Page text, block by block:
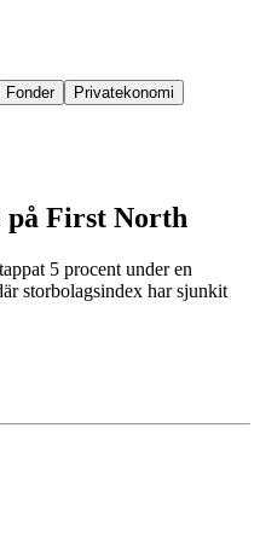
Fonder
Privatekonomi
First North
5 procent under en
storbolagsindex har sjunkit